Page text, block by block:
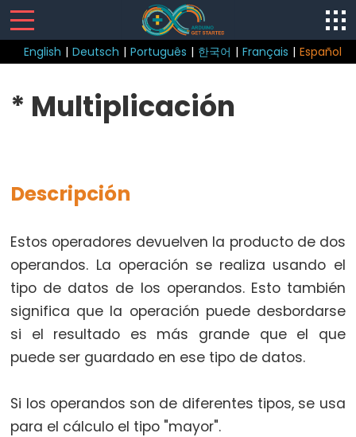
English | Deutsch | Português | 한국어 | Français | Español
Structure
do
if
for
goto
if
return
case
while
* Multiplicación
Descripción
Estos operadores devuelven la producto de dos
operandos. La operación se realiza usando el
tipo de datos de los operandos. Esto también
significa que la operación puede desbordarse
si el resultado es más grande que el que
puede ser guardado en ese tipo de datos.
Si los operandos son de diferentes tipos, se usa
para el cálculo el tipo "mayor".